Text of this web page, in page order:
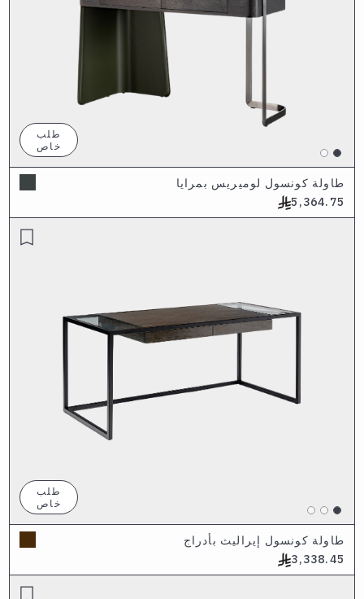
طلب
خاص
طاولة كونسول لوميريس بمرايا
5,364.75
طلب
خاص
طاولة كونسول إيراليث بأدراج
3,338.45